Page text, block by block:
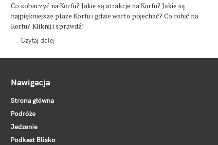
O
R
I
Co zobaczyć na Korfu? Jakie są atrakcje na Korfu? Jakie są
najpiękniejsze plaże Korfu i gdzie warto pojechać? Co robić na
Korfu? Kliknij i sprawdź!
Czytaj dalej
Nawigacja
Strona główna
Podróże
Jedzenie
Podkast Blisko